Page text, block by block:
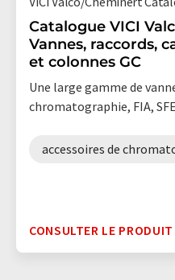
Catalogue VICI
Vannes, raccords,
et colonnes GC
Une large gamme de
chromatographie, FIA,
accessoires de
CONSULTER LE PRODUIT